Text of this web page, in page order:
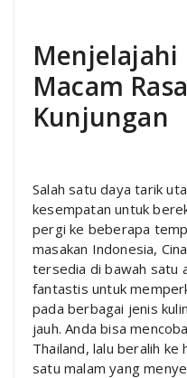
Menjelajahi
Macam
Kunjungan
Salah satu daya tarik
kesempatan untuk
pergi ke beberapa
masakan Indonesia,
tersedia di bawah satu
fantastis untuk
pada berbagai jenis
jauh. Anda bisa
Thailand, lalu beralih ke
satu malam yang